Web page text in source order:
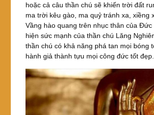
hoặc cả câu thần chú sẽ khiến trời đất
ma trời kêu gào, ma quỷ tránh xa, xiềng
Vầng hào quang trên nhục thân của Đức
hiện sức mạnh của thần chú Lăng
thần chú có khả năng phá tan mọi bóng
hành giả thành tựu mọi công đức tốt đẹp.